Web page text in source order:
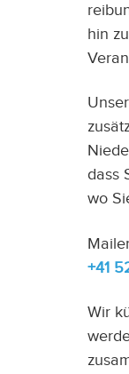
hin
dass
wo
+41
Wir